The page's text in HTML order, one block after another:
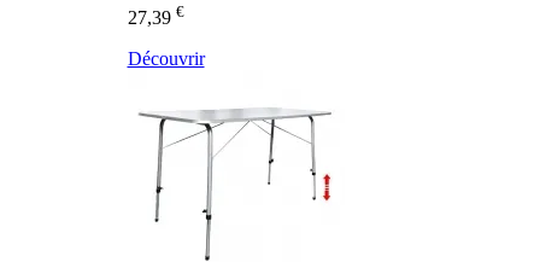
27,39 €
Découvrir